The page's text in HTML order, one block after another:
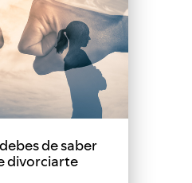
de saber
divorciarte